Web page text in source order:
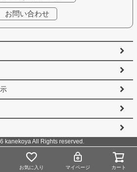
お気に入り マイページ カート
お問い合わせ
kanekoya All Rights reserved.